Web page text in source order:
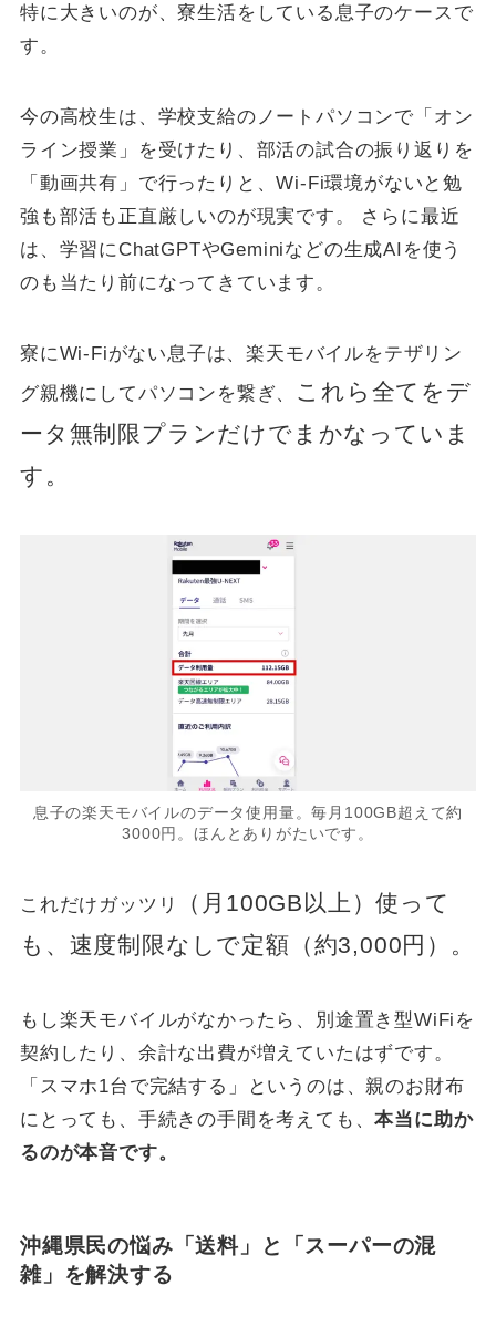
特に大きいのが、寮生活をしている息子のケースで
す。
今の高校生は、学校支給のノートパソコンで「オン
ライン授業」を受けたり、部活の試合の振り返りを
「動画共有」で行ったりと、Wi-Fi環境がないと勉
強も部活も正直厳しいのが現実です。 さらに最近
は、学習にChatGPTやGeminiなどの生成AIを使う
のも当たり前になってきています。
寮にWi-Fiがない息子は、楽天モバイルをテザリン
グ親機にしてパソコンを繋ぎ、 これら全てをデ
ータ無制限プランだけでまかなっていま
す。
息子の楽天モバイルのデータ使用量。毎月100GB超えて約
3000円。ほんとありがたいです。
これだけガッツリ
（月100GB以上）使って
も、速度制限なしで定額（約3,000円）。
もし楽天モバイルがなかったら、別途置き型WiFiを
契約したり、余計な出費が増えていたはずです。
「スマホ1台で完結する」というのは、親のお財布
にとっても、手続きの手間を考えても、本当に助か
るのが本音です。
沖縄県民の悩み「送料」と「スーパーの混
雑」を解決する